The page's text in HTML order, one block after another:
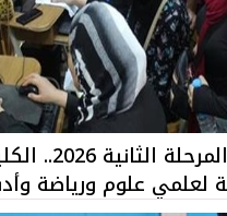
تنسيق المرحلة
لعلمي علوم ورياضة